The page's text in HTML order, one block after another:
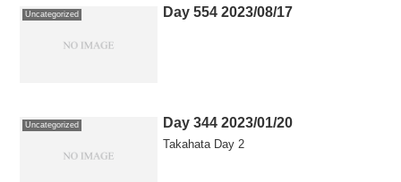
Uncategorized Day 554 2023/08/17
Uncategorized Day 344 2023/01/20
Takahata Day 2